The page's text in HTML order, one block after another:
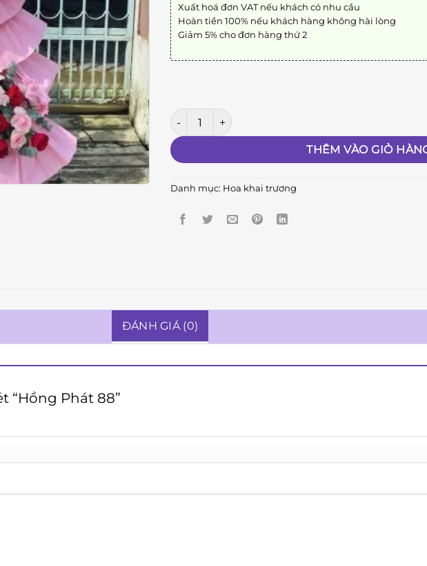
Xuất hoá đơn VAT nếu khách có nhu cầu
Hoàn tiền 100% nếu khách hàng không hài lòng
Giảm 5% cho đơn hàng thứ 2
Hồng Phát 88 số lượng
THÊM VÀO GIỎ
Danh mục: Hoa khai trương
ĐÁNH GIÁ (0)
“Hồng Phát 88”